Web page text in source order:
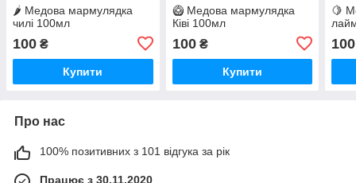
🌶️ Медова мармулядка
чилі 100мл
100 ₴
Купити
🥝 Медова мармулядка
Ківі 100мл
100₴
Купити
🍋
100
Про нас
100% позитивних з 101 відгука за рік
Працює з 30.11.2020